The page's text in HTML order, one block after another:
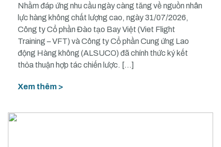
Nhằm đáp ứng nhu cầu ngày càng tăng về nguồn nhân
lực hàng không chất lượng cao, ngày 31/07/2026,
Công ty Cổ phần Đào tạo Bay Việt (Viet Flight
Training – VFT) và Công ty Cổ phần Cung ứng Lao
động Hàng không (ALSUCO) đã chính thức ký kết
thỏa thuận hợp tác chiến lược. […]
Xem thêm >